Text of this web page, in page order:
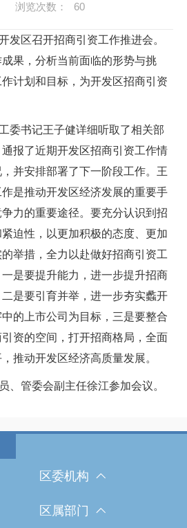
浏览次数： 60
发区召开招商引资工作推进会。
果，分析当前面临的形势与挑
计划和目标，为开发区招商引资
委书记王子健详细听取了相关部
报了近期开发区招商引资工作情
并安排部署了下一阶段工作。王
是推动开发区经济发展的重要手
力的重要途径。要充分认识到招
迫性，以更加积极的态度、更加
举措，全力以赴做好招商引资工
是要提升能力，进一步提升招商
二是要引育并举，进一步夯实蠡开
的上市公司为目标 ， 三是要整合
资的空间，打开招商格局 ， 全面
推动开发区经济高质量发展。
、管委会副主任徐江参加会议。
区委机构
区属部门